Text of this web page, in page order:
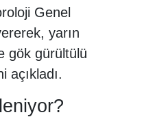
Genel
yarın
gök gürültülü
açıkladı.